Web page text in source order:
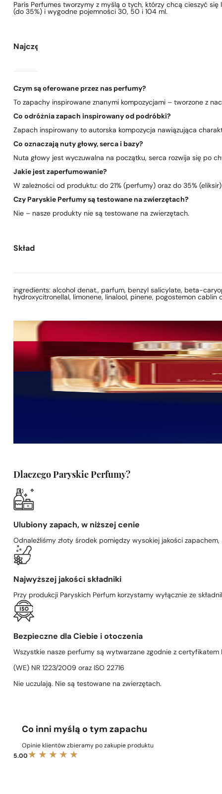
Paris Perfumes tworzymy z myślą o tych, którzy chcą cieszyć
(do 35%) i wygodne pojemności 30, 50 i 104 ml.
Najczęściej zadawane pytania
Czym są oferowane przez nas perfumy?
To zapachy inspirowane znanymi kompozycjami – tworzone z
Co odróżnia zapach inspirowany od podróbki?
Zapach inspirowany to autorska kompozycja nawiązująca
Co oznaczają nuty głowy, serca i bazy?
Nuta głowy jest wyczuwalna na początku, serca rozwija się po
Jakie jest zaperfumowanie?
W zależności od produktu: do 21% (perfumy) oraz do 35%
Czy Paryskie Perfumy są testowane na zwierzętach?
Nie – nasze produkty nie są testowane na zwierzętach.
Skład
ingredients: alcohol denat., parfum, benzyl salicylate, beta-
hydroxycitronellal, limonene, linalool, pinene, pogostemon
Dlaczego Paryskie Perfumy?
Ulubiony zapach, w niższej cenie
Odnaleźliśmy złoty środek pomiędzy wysokiej jakości
Najwyższej jakości składniki
Przy produkcji Paryskich Perfum korzystamy wyłącznie ze
Bezpieczne dla Ciebie i otoczenia
Wszystkie nasze perfumy są wytwarzane zgodnie z certyfikatem
(WE) NR 1223/2009 oraz ISO 22716
Nie uczulają. Nie są testowane na zwierzętach.
Co inni myślą o tym zapachu
Opinie klientów zbieramy po zakupie produktu
5.00